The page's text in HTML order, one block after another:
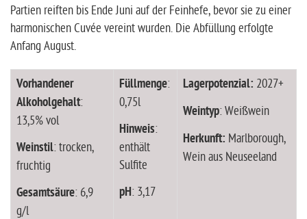
Partien reiften bis Ende Juni auf der Feinhefe, bevor sie zu einer
harmonischen Cuvée vereint wurden. Die Abfüllung erfolgte
Anfang August.
Vorhandener
Alkoholgehalt:
13,5% vol
Weinstil: trocken,
fruchtig
Gesamtsäure: 6,9
g/l
Füllmenge:
0,75l
Hinweis:
enthält
Sulfite
pH: 3,17
Lagerpotenzial: 2027+
Weintyp: Weißwein
Herkunft: Marlborough,
Wein aus Neuseeland